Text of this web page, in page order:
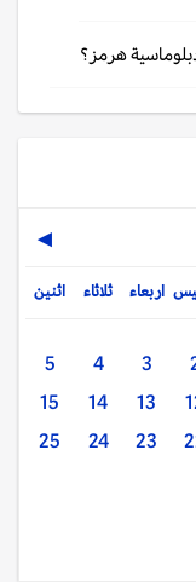
هرمز؟
▶
اثنين ثلاثاء اربعاء
3
4
5
13
14
15
23
24
25